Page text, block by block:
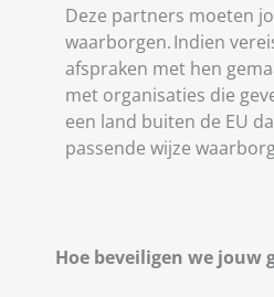
Deze partners moeten
waarborgen. Indien
afspraken met hen
met organisaties die
een land buiten de EU
passende wijze
Hoe beveiligen we jouw